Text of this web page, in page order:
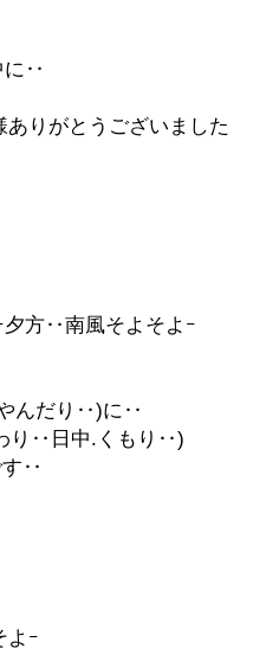
に‥
りがとうございました
夕方‥南風そよそよｰ
んだり‥)に‥
り‥日中.くもり‥)
す‥
よｰ